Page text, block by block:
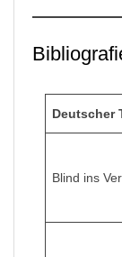
Deutscher
Blind ins